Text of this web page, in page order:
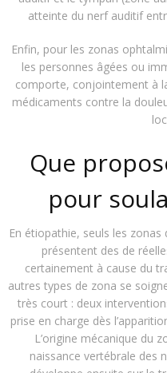
atteinte du nerf auditif
Enfin, pour les zonas
les personnes âgées ou
comporte, conjointement à
médicaments contre la
Que
pour
En étiopathie, seuls les
présentent des de
certainement à cause du
autres types de zona se
très court : deux
prise en charge dès l’
L’origine mécanique du
naissance vertébrale des